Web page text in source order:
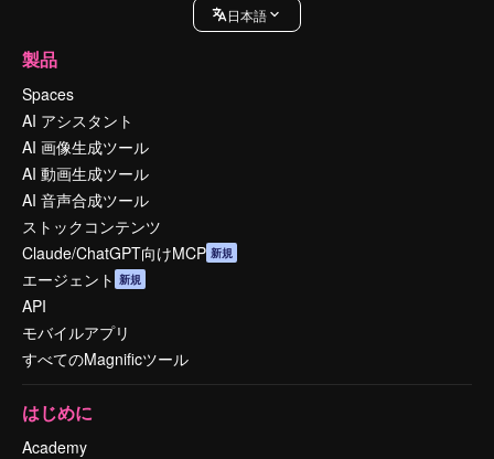
日本語
製品
Spaces
AI アシスタント
AI 画像生成ツール
AI 動画生成ツール
AI 音声合成ツール
ストックコンテンツ
Claude/ChatGPT向けMCP 新規
エージェント 新規
API
モバイルアプリ
すべてのMagnificツール
はじめに
Academy